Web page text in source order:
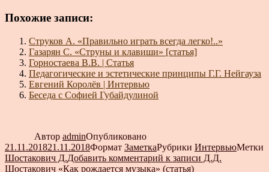
Похожие записи:
Струков А. «Правильно играть всегда легко!..»
Газарян С. «Струны и клавиши» [статья]
Горностаева В.В. | Статья
Педагогические и эстетические принципы Г.Г. Нейгауза
Евгений Королёв | Интервью
Беседа с Софией Губайдулиной
Автор adminОпубликовано
21.11.201821.11.2018Формат ЗаметкаРубрики ИнтервьюМетки
Шостакович Д.Добавить комментарий к записи Д.Д.
Шостакович «Как рождается музыка» (статья)